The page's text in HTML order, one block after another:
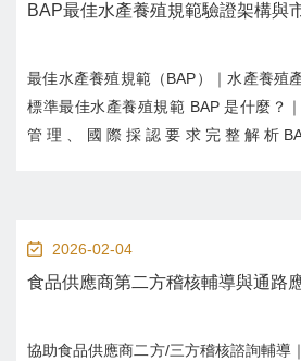
BAP最佳水產養殖規範驗證架構與
最佳水產養殖規範（BAP）｜水產養殖
標準最佳水產養殖規範 BAP 是什麼？
管理、國際採認要求完整解析
2026-02-04
食品供應商第二方稽核輔導與通路
協助食品供應商二方/三方稽核諮詢輔導